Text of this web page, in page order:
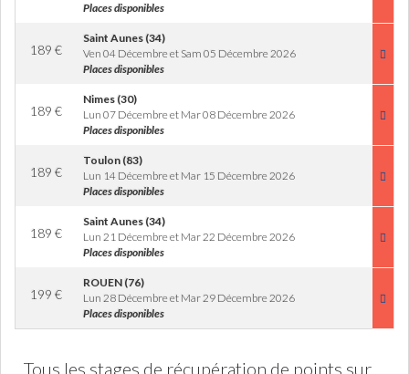
Places disponibles
189 €
Saint Aunes (34)
Ven 04 Décembre et Sam 05 Décembre 2026
Places disponibles
189 €
Nimes (30)
Lun 07 Décembre et Mar 08 Décembre 2026
Places disponibles
189 €
Toulon (83)
Lun 14 Décembre et Mar 15 Décembre 2026
Places disponibles
189 €
Saint Aunes (34)
Lun 21 Décembre et Mar 22 Décembre 2026
Places disponibles
199 €
ROUEN (76)
Lun 28 Décembre et Mar 29 Décembre 2026
Places disponibles
Tous les stages de récupération de points sur